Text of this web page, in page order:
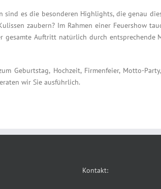
es die besonderen Highlights, die genau
zaubern? Im Rahmen einer Feuershow
Auftritt natürlich durch entsprechende
Geburtstag, Hochzeit, Firmenfeier, Motto-
wir Sie ausführlich.
Kontakt: